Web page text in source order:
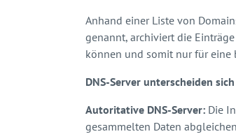
Anhand einer Liste von
genannt, archiviert die
können und somit nur für eine
DNS-Server unterscheiden
Autoritative DNS-Server: Die
gesammelten Daten